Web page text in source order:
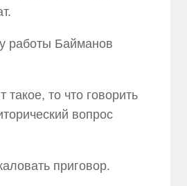
работы Байманов
то что говорить
вопрос
приговор.